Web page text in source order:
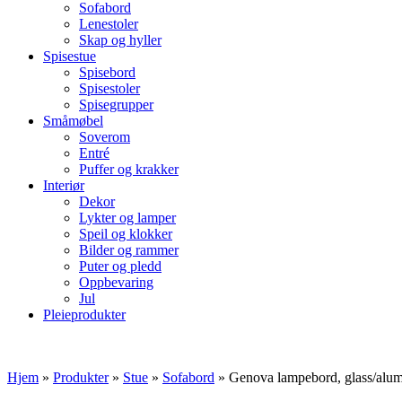
Sofabord
Lenestoler
Skap og hyller
Spisestue
Spisebord
Spisestoler
Spisegrupper
Småmøbel
Soverom
Entré
Puffer og krakker
Interiør
Dekor
Lykter og lamper
Speil og klokker
Bilder og rammer
Puter og pledd
Oppbevaring
Jul
Pleieprodukter
Hjem » Produkter» Stue » Sofabord » Genova lampebord, glass/